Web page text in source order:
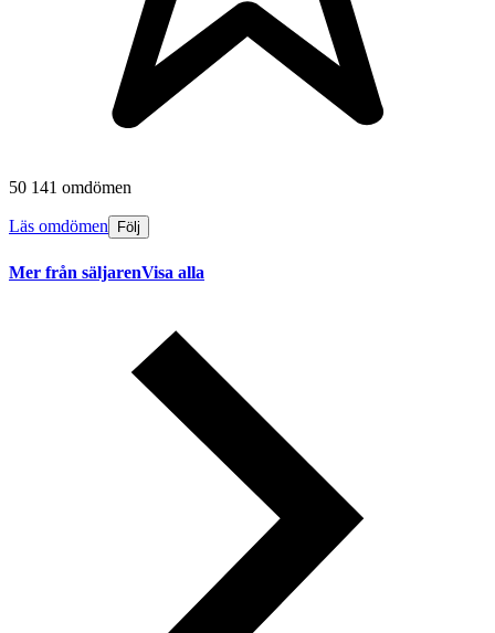
50 141 omdömen
Läs omdömen Följ
Mer från säljarenVisa alla